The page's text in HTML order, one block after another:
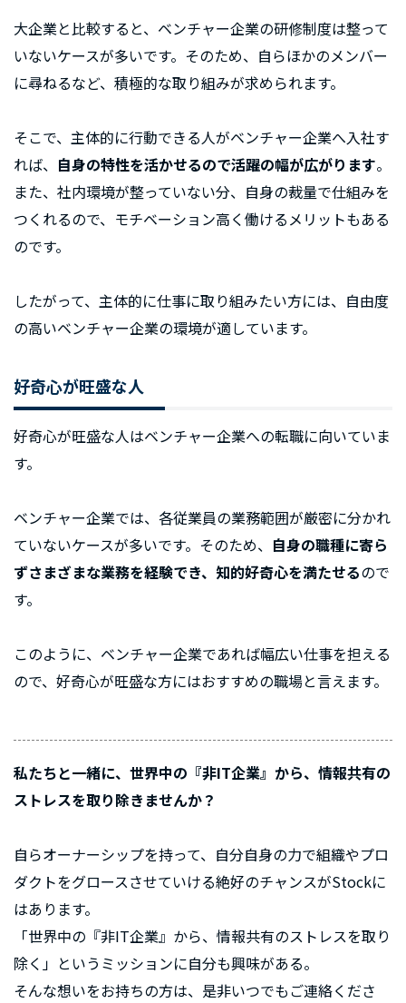
大企業と比較すると、ベンチャー企業の研修制度は整って
いないケースが多いです。そのため、自らほかのメンバー
に尋ねるなど、積極的な取り組みが求められます。
そこで、主体的に行動できる人がベンチャー企業へ入社す
れば、 自身の特性を活かせるので活躍の幅が広がります。
また、社内環境が整っていない分、自身の裁量で仕組みを
つくれるので、モチベーション高く働けるメリットもある
のです。
したがって、主体的に仕事に取り組みたい方には、自由度
の高いベンチャー企業の環境が適しています。
好奇心が旺盛な人
好奇心が旺盛な人はベンチャー企業への転職に向いていま
す。
ベンチャー企業では、各従業員の業務範囲が厳密に分かれ
ていないケースが多いです。そのため、 自身の職種に寄ら
ずさまざまな業務を経験でき、知的好奇心を満たせるので
す。
このように、ベンチャー企業であれば幅広い仕事を担える
ので、好奇心が旺盛な方にはおすすめの職場と言えます。
私たちと一緒に、世界中の『非IT企業』から、情報共有の
ストレスを取り除きませんか？
自らオーナーシップを持って、自分自身の力で組織やプロ
ダクトをグロースさせていける絶好のチャンスがStockに
はあります。
「世界中の『非IT企業』から、情報共有のストレスを取り
除く」というミッションに自分も興味がある。
そんな想いをお持ちの方は、是非いつでもご連絡くださ